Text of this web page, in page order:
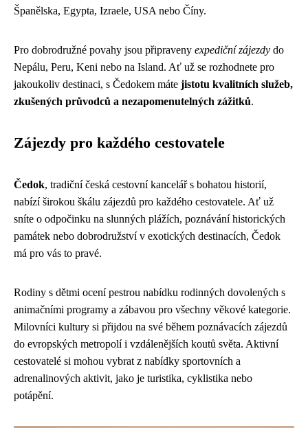
Španělska, Egypta, Izraele, USA nebo Číny.
Pro dobrodružné povahy jsou připraveny expediční zájezdy do
Nepálu, Peru, Keni nebo na Island. Ať už se rozhodnete pro
jakoukoliv destinaci, s Čedokem máte jistotu kvalitních služeb,
zkušených průvodců a nezapomenutelných zážitků.
Zájezdy pro každého cestovatele
Čedok, tradiční česká cestovní kancelář s bohatou historií,
nabízí širokou škálu zájezdů pro každého cestovatele. Ať už
sníte o odpočinku na slunných plážích, poznávání historických
památek nebo dobrodružství v exotických destinacích, Čedok
má pro vás to pravé.
Rodiny s dětmi ocení pestrou nabídku rodinných dovolených s
animačními programy a zábavou pro všechny věkové kategorie.
Milovníci kultury si přijdou na své během poznávacích zájezdů
do evropských metropolí i vzdálenějších koutů světa. Aktivní
cestovatelé si mohou vybrat z nabídky sportovních a
adrenalinových aktivit, jako je turistika, cyklistika nebo
potápění.